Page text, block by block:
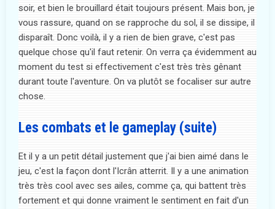
soir, et bien le brouillard était toujours présent. Mais bon, je
vous rassure, quand on se rapproche du sol, il se dissipe, il
disparaît. Donc voilà, il y a rien de bien grave, c'est pas
quelque chose qu'il faut retenir. On verra ça évidemment au
moment du test si effectivement c'est très très gênant
durant toute l'aventure. On va plutôt se focaliser sur autre
chose.
Les combats et le gameplay (suite)
Et il y a un petit détail justement que j'ai bien aimé dans le
jeu, c'est la façon dont l'Icrân atterrit. Il y a une animation
très très cool avec ses ailes, comme ça, qui battent très
fortement et qui donne vraiment le sentiment en fait d'un